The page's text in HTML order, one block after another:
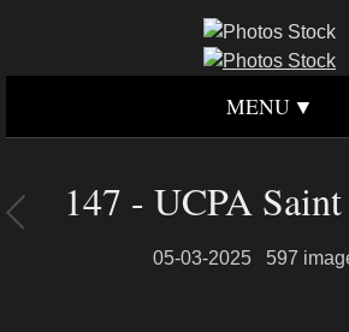
MENU
147 - UCPA
05-03-2025 597